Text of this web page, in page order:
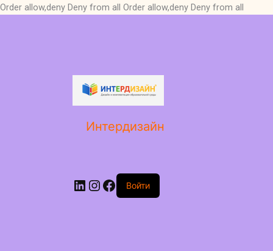
Order allow,deny Deny from all Order allow,deny Deny from all
Интердизайн
LinkedIn
Instagram
Facebook
Войти